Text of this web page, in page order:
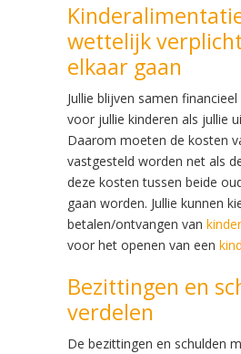
wettelijk
elkaar gaan
Jullie blijven samen
voor jullie kinderen als jullie
Daarom moeten de kosten
vastgesteld worden net als
deze kosten tussen beide
gaan worden. Jullie kunnen
betalen/ontvangen van
voor het openen van een
Bezittingen en
verdelen
De bezittingen en schulden